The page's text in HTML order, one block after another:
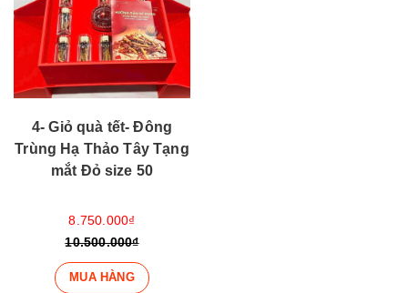
4- Giỏ quà tết- Đông
Trùng Hạ Thảo Tây Tạng
mắt Đỏ size 50
8.750.000₫
10.500.000₫
MUA HÀNG